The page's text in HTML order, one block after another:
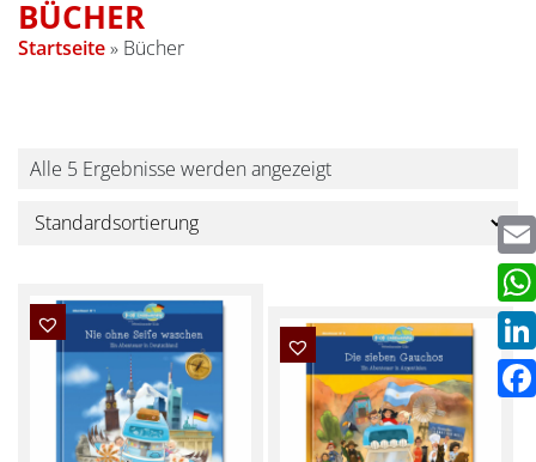
BÜCHER
Startseite» Bücher
Alle 5 Ergebnisse werden angezeigt